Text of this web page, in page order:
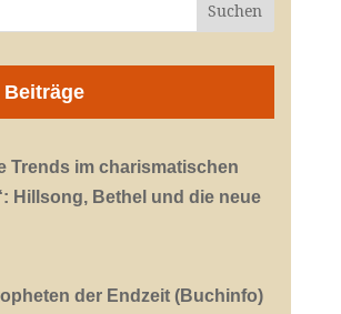
Beiträge
Trends im charismatischen
Hillsong, Bethel und die neue
der Endzeit (Buchinfo)